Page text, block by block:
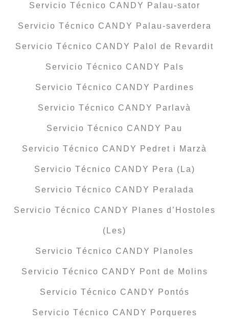
Servicio Técnico CANDY Palau-sator
Servicio Técnico CANDY Palau-saverdera
Servicio Técnico CANDY Palol de Revardit
Servicio Técnico CANDY Pals
Servicio Técnico CANDY Pardines
Servicio Técnico CANDY Parlavà
Servicio Técnico CANDY Pau
Servicio Técnico CANDY Pedret i Marzà
Servicio Técnico CANDY Pera (La)
Servicio Técnico CANDY Peralada
Servicio Técnico CANDY Planes d’Hostoles
(Les)
Servicio Técnico CANDY Planoles
Servicio Técnico CANDY Pont de Molins
Servicio Técnico CANDY Pontós
Servicio Técnico CANDY Porqueres